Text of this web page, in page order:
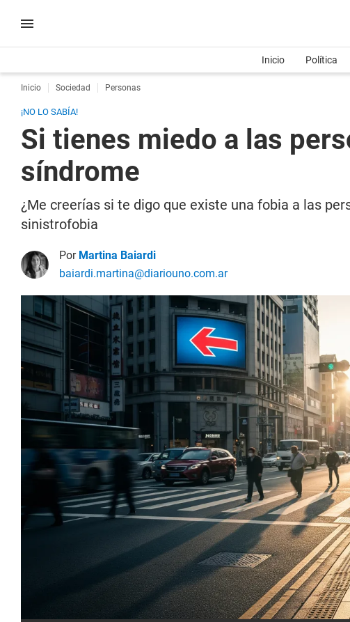
Inicio Política
Inicio Sociedad Personas
¡NO LO SABÍA!
Si tienes miedo a las
síndrome
¿Me creerías si te digo que existe una fobia a las
sinistrofobia
Por Martina Baiardi
baiardi.martina@diariouno.com.ar